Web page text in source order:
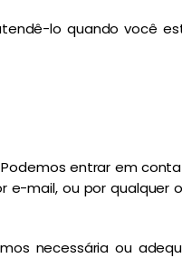
lo quando você
entrar em
mail, ou por qualquer
necessária ou